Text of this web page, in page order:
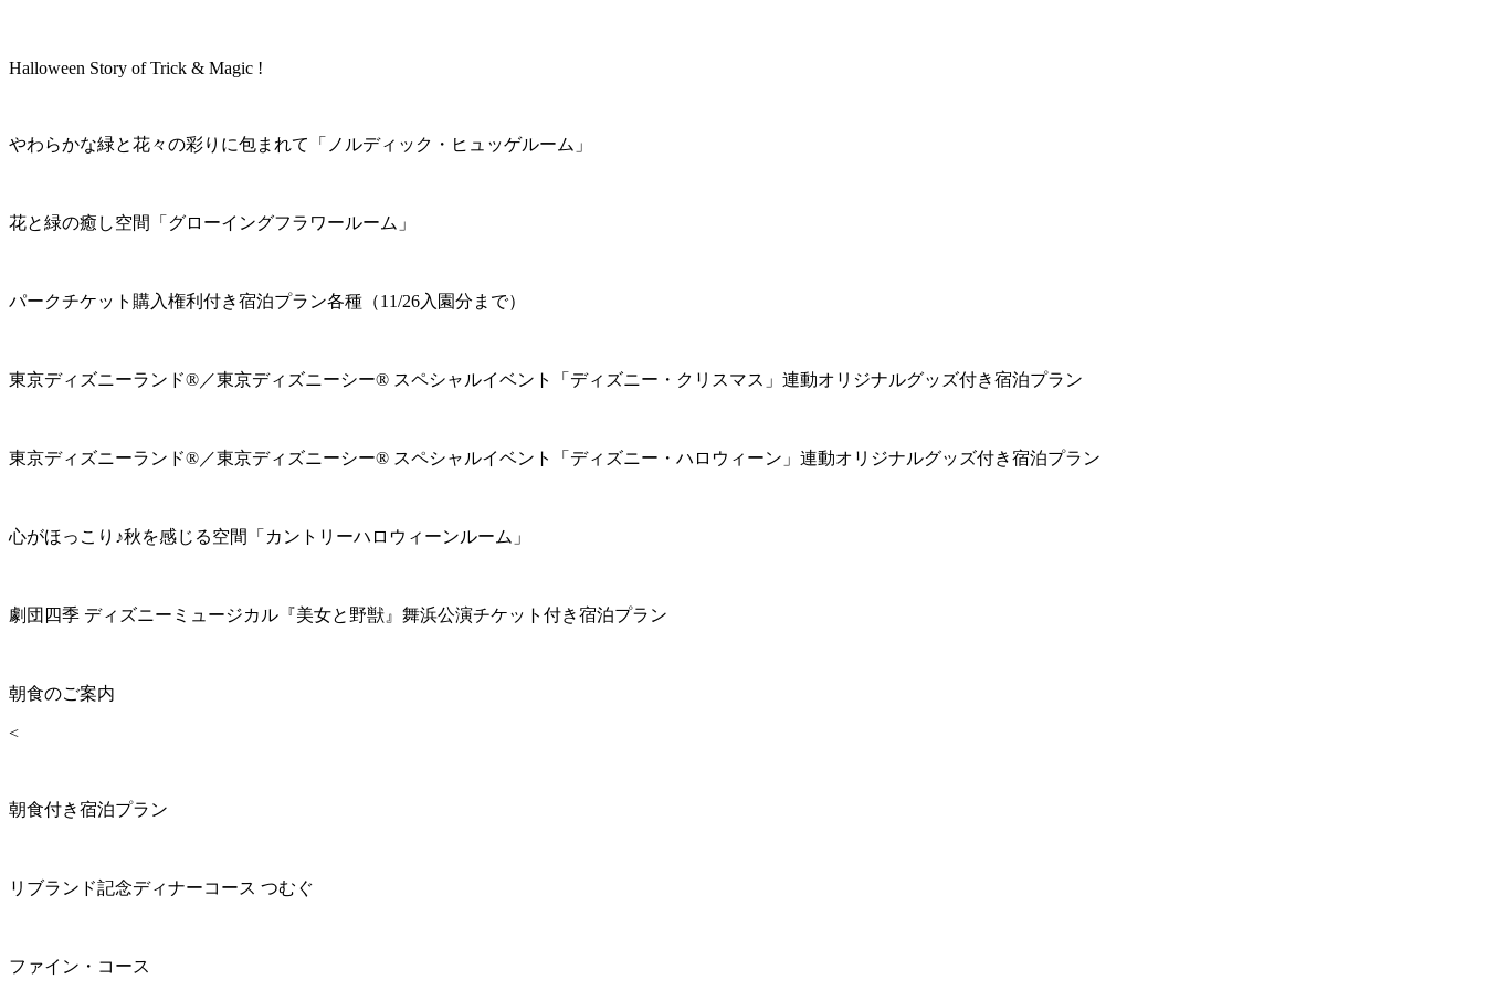
Halloween Story of Trick & Magic !
やわらかな緑と花々の彩りに包まれて「ノルディック・ヒュッゲルーム」
花と緑の癒し空間「グローイングフラワールーム」
パークチケット購入権利付き宿泊プラン各種（11/26入園分まで）
東京ディズニーランド®／東京ディズニーシー® スペシャルイベント「ディズニー・クリスマス」連動オリジナルグッズ付き宿泊プラン
東京ディズニーランド®／東京ディズニーシー® スペシャルイベント「ディズニー・ハロウィーン」連動オリジナルグッズ付き宿泊プラン
心がほっこり♪秋を感じる空間「カントリーハロウィーンルーム」
劇団四季 ディズニーミュージカル『美女と野獣』舞浜公演チケット付き宿泊プラン
朝食のご案内
<
朝食付き宿泊プラン
リブランド記念ディナーコース つむぐ
ファイン・コース